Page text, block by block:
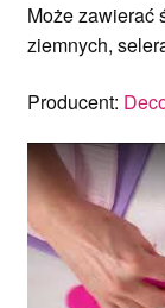
Może zawierać
ziemnych,
Producent: